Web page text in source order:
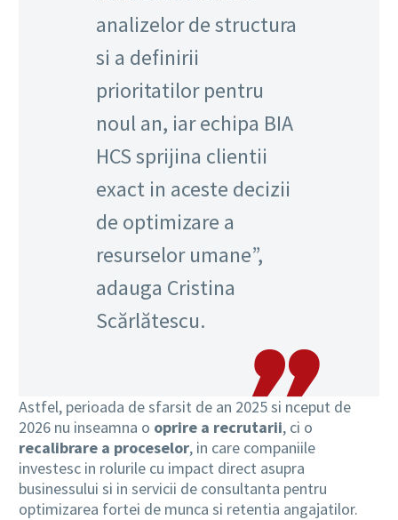
analizelor de structura
si a definirii
prioritatilor pentru
noul an, iar echipa BIA
HCS sprijina clientii
exact in aceste decizii
de optimizare a
resurselor umane”,
adauga Cristina
Scărlătescu.
Astfel, perioada de sfarsit de an 2025 si nceput de
2026 nu inseamna o oprire a recrutarii, ci o
recalibrare a proceselor, in care companiile
investesc in rolurile cu impact direct asupra
businessului si in servicii de consultanta pentru
optimizarea fortei de munca si retentia angajatilor.